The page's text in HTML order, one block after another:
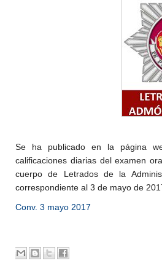
Se ha publicado en la página
calificaciones diarias del examen
cuerpo de Letrados de la
correspondiente al 3 de mayo de
Conv. 3 mayo 2017